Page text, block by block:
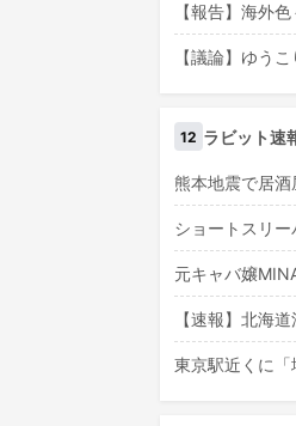
【報告】海外
【議論】ゆう
12 ラビット速
熊本地震で居
ショートスリ
元キャバ嬢
【速報】北海
東京駅近くに「